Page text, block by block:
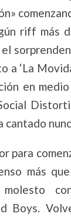
riff más
a ‘La
en
cantado
para
más
molesto
Boys.